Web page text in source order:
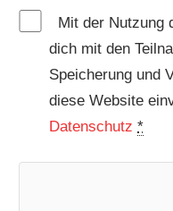
Mit der Nutzung
dich mit den
Speicherung und
diese Website
Datenschutz *